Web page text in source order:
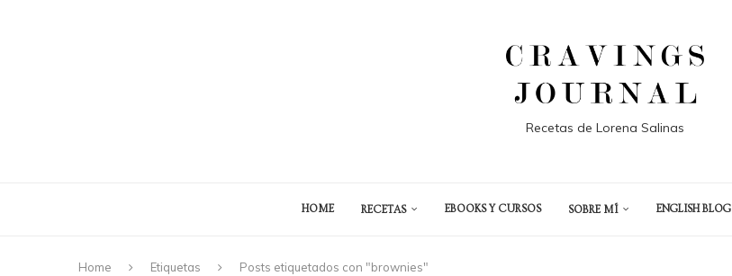
Recetas de Lorena Salinas
HOME RECETAS EBOOKS Y CURSOS SOBRE MÍ ENGLISH BLOG
Home Etiquetas Posts etiquetados con "brownies"